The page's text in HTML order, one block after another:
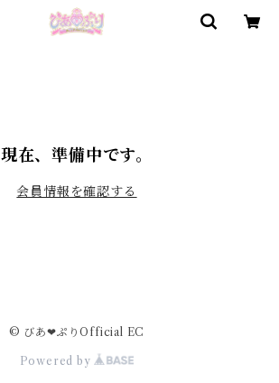
現在、準備中です。
会員情報を確認する
© びあ❤︎ぷりOfficial EC
Powered by